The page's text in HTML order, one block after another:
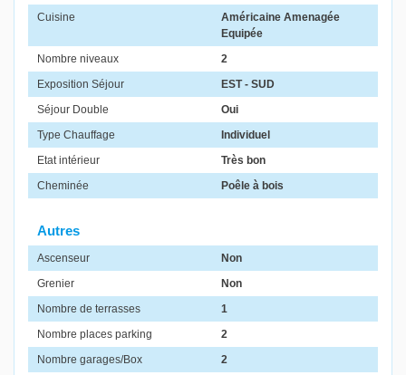
Cuisine
Américaine Amenagée
Equipée
Nombre niveaux
2
Exposition Séjour
EST - SUD
Séjour Double
Oui
Type Chauffage
Individuel
Etat intérieur
Très bon
Cheminée
Poêle à bois
Autres
Ascenseur
Non
Grenier
Non
Nombre de terrasses
1
Nombre places parking
2
Nombre garages/Box
2